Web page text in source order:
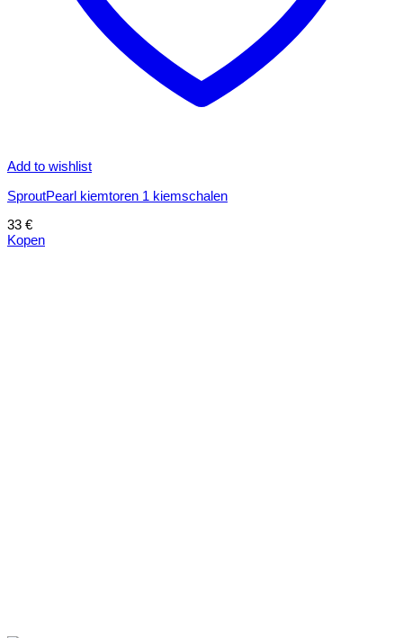
Add to wishlist
SproutPearl kiemtoren 1 kiemschalen
33 €
Kopen